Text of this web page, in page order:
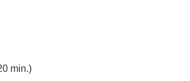
min.)